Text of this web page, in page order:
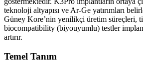
teknoloji altyapısı ve Ar-Ge yatırımları
Güney Kore’nin yenilikçi üretim süreçleri,
biocompatibility (biyouyumlu) testler
artırır.
Temel Tanım